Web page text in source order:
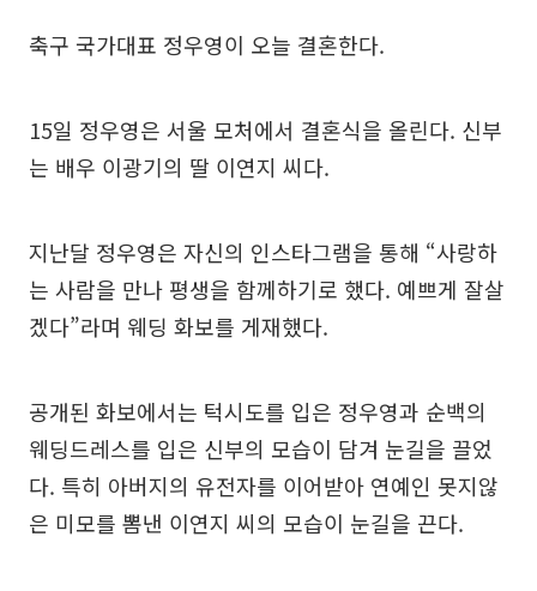
축구 국가대표 정우영이 오늘 결혼한다.
15일 정우영은 서울 모처에서 결혼식을 올린다. 신부
는 배우 이광기의 딸 이연지 씨다.
지난달 정우영은 자신의 인스타그램을 통해 “사랑하
는 사람을 만나 평생을 함께하기로 했다. 예쁘게 잘살
겠다”라며 웨딩 화보를 게재했다.
공개된 화보에서는 턱시도를 입은 정우영과 순백의
웨딩드레스를 입은 신부의 모습이 담겨 눈길을 끌었
다. 특히 아버지의 유전자를 이어받아 연예인 못지않
은 미모를 뽐낸 이연지 씨의 모습이 눈길을 끈다.